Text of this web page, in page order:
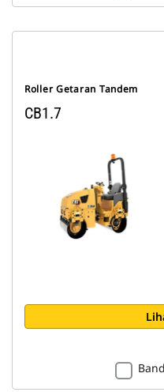
Roller Getaran Tandem
CB1.7